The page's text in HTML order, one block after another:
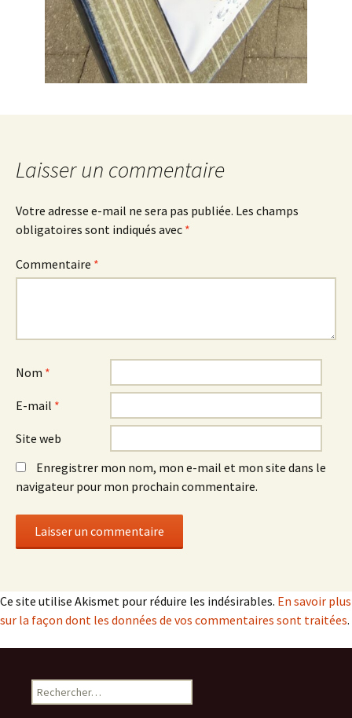
Laisser un commentaire
Votre adresse e-mail ne sera pas publiée. Les champs
obligatoires sont indiqués avec *
Commentaire *
Nom *
E-mail *
Site web
Enregistrer mon nom, mon e-mail et mon site dans le
navigateur pour mon prochain commentaire.
Ce site utilise Akismet pour réduire les indésirables. En savoir plus
sur la façon dont les données de vos commentaires sont traitées.
Rechercher :